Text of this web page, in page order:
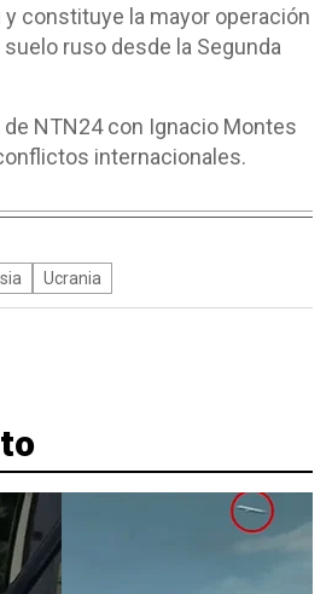
constituye la mayor operación
ruso desde la Segunda
de NTN24 con Ignacio Montes
internacionales.
Ucrania